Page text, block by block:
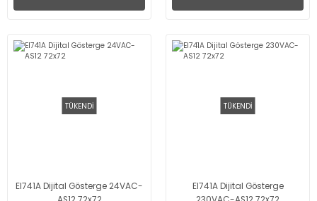
TÜKENDİ
EI741A Dijital Gösterge 24VAC-
TÜKENDİ
EI741A Dijital Gösterge